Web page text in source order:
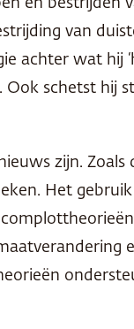
en
van
achter wat hij
schetst hij
zijn. Zoals
Het